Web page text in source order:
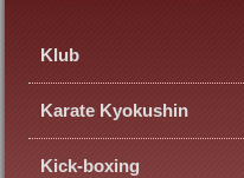
Klub
Karate Kyokushin
Kick-boxing